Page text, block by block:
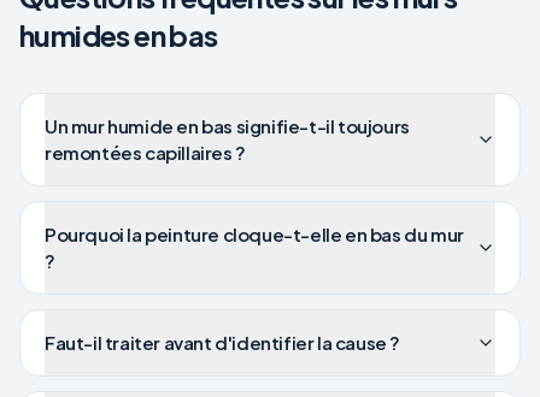
humides en bas
Un mur humide en bas signifie-t-il toujours
remontées capillaires ?
Pourquoi la peinture cloque-t-elle en bas du mur
?
Faut-il traiter avant d'identifier la cause ?